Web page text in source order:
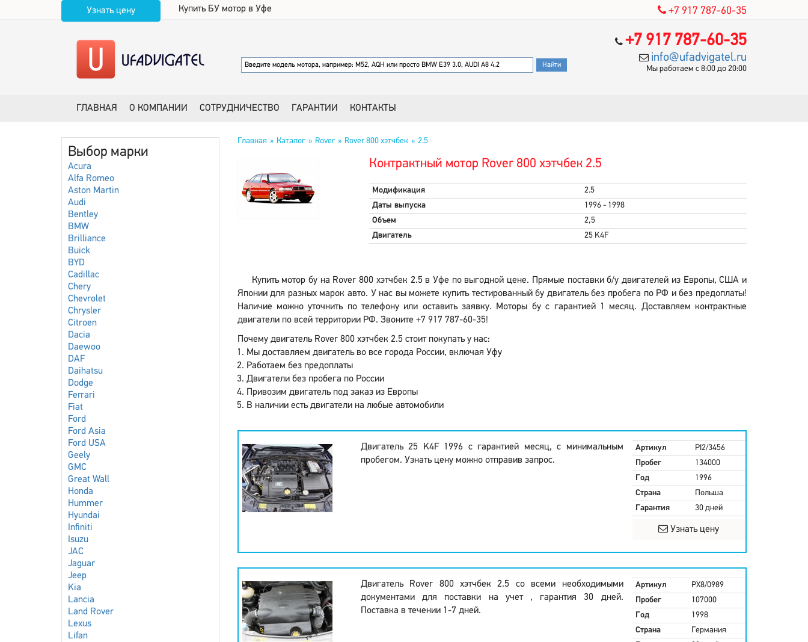
Узнать цену Купить БУ мотор в Уфе +7 917 787-60-35
+7 917 787-60-35
info@ufadvigatel.ru
Мы работаем с 8:00 до 20:00
ГЛАВНАЯ О КОМПАНИИ СОТРУДНИЧЕСТВО ГАРАНТИИ КОНТАКТЫ
Выбор марки
Acura
Alfa Romeo
Aston Martin
Audi
Bentley
BMW
Brilliance
Buick
BYD
Cadillac
Chery
Chevrolet
Chrysler
Citroen
Dacia
Daewoo
DAF
Daihatsu
Dodge
Ferrari
Fiat
Ford
Ford Asia
Ford USA
Geely
GMC
Great Wall
Honda
Hummer
Hyundai
Infiniti
Isuzu
JAC
Jaguar
Jeep
Kia
Lancia
Land Rover
Lexus
Lifan
Главная Каталог Rover Rover 800 хэтчбек 2.5
Контрактный мотор Rover 800 хэтчбек 2.5
Модификация
2.5
Даты выпуска
1996 - 1998
Объем
2,5
Двигатель
25 K4F
Купить мотор бу на Rover 800 хэтчбек 2.5 в Уфе по выгодной цене. Прямые поставки б/у двигателей из Европы, США и
Японии для разных марок авто. У нас вы можете купить тестированный бу двигатель без пробега по РФ и без предоплаты!
Наличие можно уточнить по телефону или оставить заявку. Моторы бу с гарантией 1 месяц. Доставляем контрактные
двигатели по всей территории РФ. Звоните +7 917 787-60-35!
Почему двигатель Rover 800 хэтчбек 2.5 стоит покупать у нас:
Мы доставляем двигатель во все города России, включая Уфу
Работаем без предоплаты
Двигатели без пробега по России
Привозим двигатель под заказ из Европы
В наличии есть двигатели на любые автомобили
Двигатель 25 K4F 1996 с гарантией месяц, с минимальным
пробегом. Узнать цену можно отправив запрос.
Артикул
PI2/3456
Пробег
134000
Год
1996
Страна
Польша
Гарантия
30 дней
Узнать цену
Двигатель Rover 800 хэтчбек 2.5 со всеми необходимыми
документами для поставки на учет , гарантия 30 дней.
Поставка в течении 1-7 дней.
Артикул
PX8/0989
Пробег
107000
Год
1998
Страна
Германия